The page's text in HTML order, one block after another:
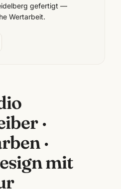
gefertigt —
Wertarbeit.
·
·
mit